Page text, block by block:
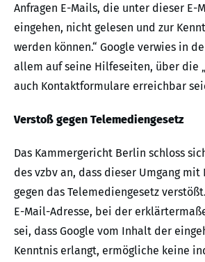
Anfragen E-Mails, die unter dieser E-
eingehen, nicht gelesen und zur
werden können.“ Google verwies in
allem auf seine Hilfeseiten, über die
auch Kontaktformulare erreichbar
Verstoß gegen Telemediengesetz
Das Kammergericht Berlin schloss
des vzbv an, dass dieser Umgang mit
gegen das Telemediengesetz
E-Mail-Adresse, bei der
sei, dass Google vom Inhalt der
Kenntnis erlangt, ermögliche keine